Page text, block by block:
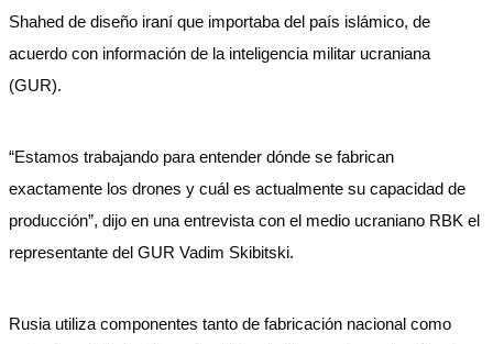
Shahed de diseño iraní que importaba del país islámico, de
acuerdo con información de la inteligencia militar ucraniana
(GUR).
“Estamos trabajando para entender dónde se fabrican
exactamente los drones y cuál es actualmente su capacidad de
producción”, dijo en una entrevista con el medio ucraniano RBK el
representante del GUR Vadim Skibitski.
Rusia utiliza componentes tanto de fabricación nacional como